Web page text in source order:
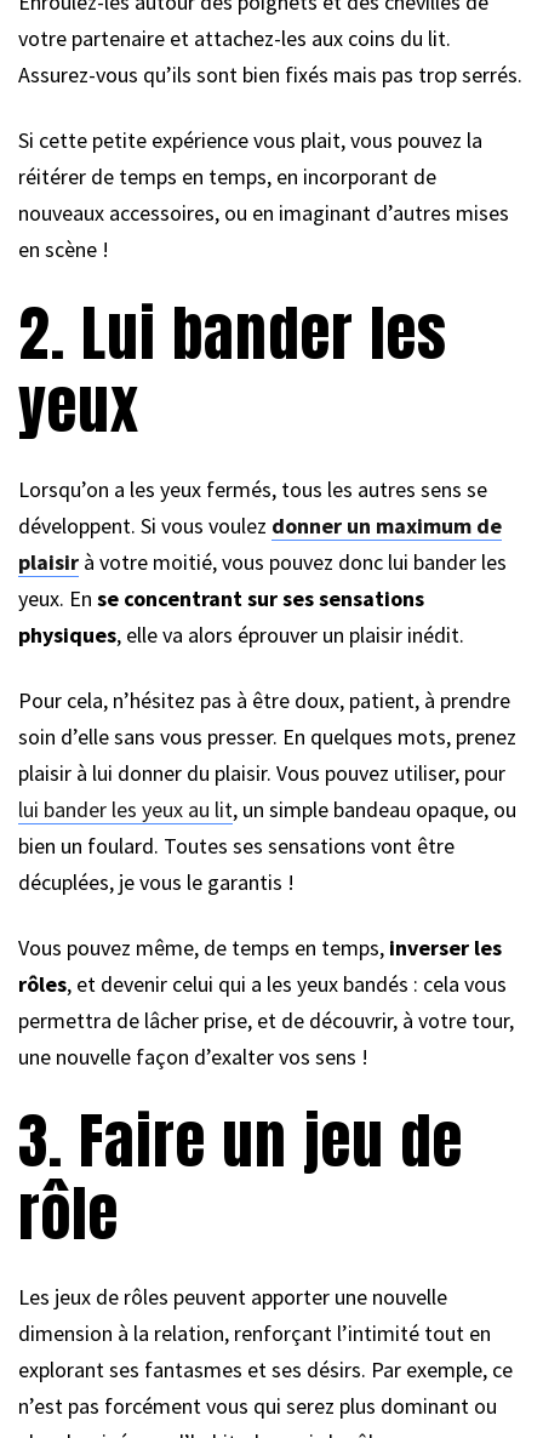
votre partenaire et attachez-les aux coins du lit.
Assurez-vous qu’ils sont bien fixés mais pas trop serrés.
Si cette petite expérience vous plait, vous pouvez la
réitérer de temps en temps, en incorporant de
nouveaux accessoires, ou en imaginant d’autres mises
en scène !
2. Lui bander les
yeux
Lorsqu’on a les yeux fermés, tous les autres sens se
développent. Si vous voulez donner un maximum de
plaisir à votre moitié, vous pouvez donc lui bander les
yeux. En se concentrant sur ses sensations
physiques, elle va alors éprouver un plaisir inédit.
Pour cela, n’hésitez pas à être doux, patient, à prendre
soin d’elle sans vous presser. En quelques mots, prenez
plaisir à lui donner du plaisir. Vous pouvez utiliser, pour
lui bander les yeux au lit, un simple bandeau opaque, ou
bien un foulard. Toutes ses sensations vont être
décuplées, je vous le garantis !
Vous pouvez même, de temps en temps, inverser les
rôles, et devenir celui qui a les yeux bandés : cela vous
permettra de lâcher prise, et de découvrir, à votre tour,
une nouvelle façon d’exalter vos sens !
3. Faire un jeu de
rôle
Les jeux de rôles peuvent apporter une nouvelle
dimension à la relation, renforçant l’intimité tout en
explorant ses fantasmes et ses désirs. Par exemple, ce
n’est pas forcément vous qui serez plus dominant ou